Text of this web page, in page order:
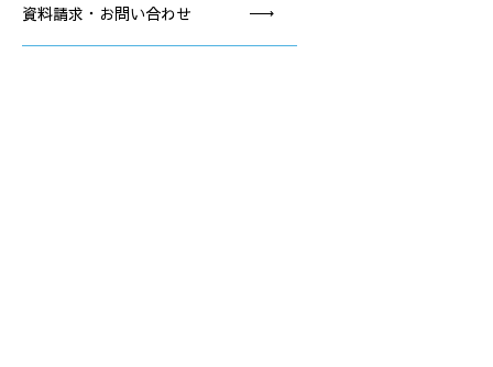
資料請求・お問い合わせ